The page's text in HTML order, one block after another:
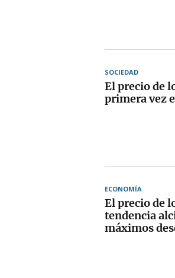
SOCIEDAD
El precio de
primera vez
ECONOMÍA
El precio de
tendencia
máximos